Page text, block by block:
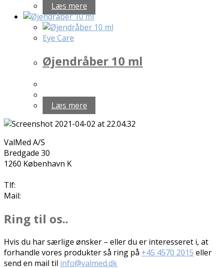
Læs mere
Eye Care
Øjendråber 10 ml
Læs mere
ValMed A/S
Bredgade 30
1260 København K
Tlf:
Mail:
Ring til os..
Hvis du har særlige ønsker – eller du er interesseret i, at
forhandle vores produkter så ring på +45 4570 2015 eller
send en mail til info@valmed.dk